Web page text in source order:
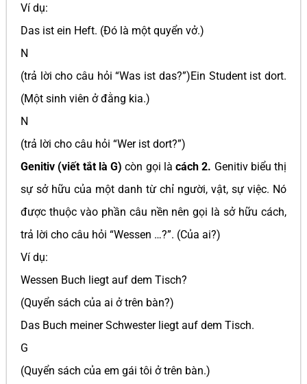
Ví dụ:
Das ist ein Heft. (Đó là một quyển vở.)
N
(trả lời cho câu hỏi “Was ist das?”)Ein Student ist dort.
(Một sinh viên ở đằng kia.)
N
(trả lời cho câu hỏi “Wer ist dort?”)
Genitiv (viết tắt là G) còn gọi là cách 2. Genitiv biểu thị
sự sở hữu của một danh từ chỉ người, vật, sự việc. Nó
được thuộc vào phần câu nền nên gọi là sở hữu cách,
trả lời cho câu hỏi “Wessen …?”. (Của ai?)
Ví dụ:
Wessen Buch liegt auf dem Tisch?
(Quyển sách của ai ở trên bàn?)
Das Buch meiner Schwester liegt auf dem Tisch.
G
(Quyển sách của em gái tôi ở trên bàn.)